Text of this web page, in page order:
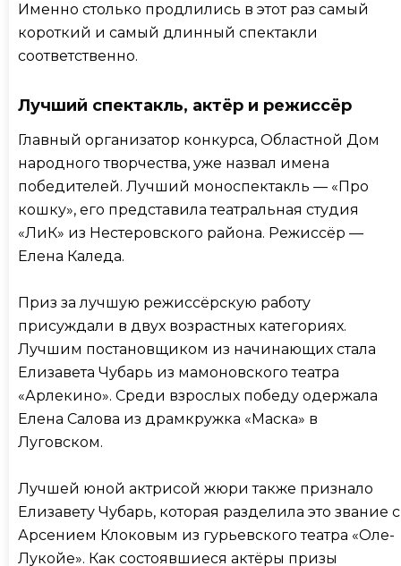
Именно столько продлились в этот раз самый
короткий и самый длинный спектакли
соответственно.
Лучший спектакль, актёр и режиссёр
Главный организатор конкурса, Областной Дом
народного творчества, уже назвал имена
победителей. Лучший моноспектакль — «Про
кошку», его представила театральная студия
«ЛиК» из Нестеровского района. Режиссёр —
Елена Каледа.
Приз за лучшую режиссёрскую работу
присуждали в двух возрастных категориях.
Лучшим постановщиком из начинающих стала
Елизавета Чубарь из мамоновского театра
«Арлекино». Среди взрослых победу одержала
Елена Салова из драмкружка «Маска» в
Луговском.
Лучшей юной актрисой жюри также признало
Елизавету Чубарь, которая разделила это звание с
Арсением Клоковым из гурьевского театра «Оле-
Лукойе». Как состоявшиеся актёры призы